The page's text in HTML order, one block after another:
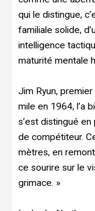
qui le distingue,
familiale solide,
intelligence
maturité mentale
Jim Ryun,
mile en 1964, l’a
s’est distingué
de compétiteur.
mètres, en
ce sourire sur le
grimace. »